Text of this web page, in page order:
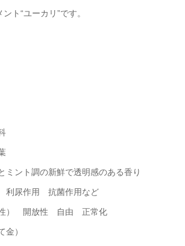
ント“ユーカリ”です。
ミント調の新鮮で透明感のある香り
利尿作用 抗菌作用など
性） 開放性 自由 正常化
金）